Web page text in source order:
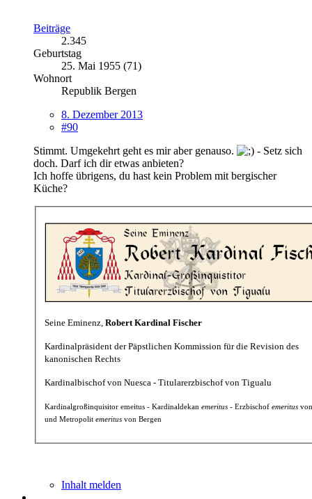
Beiträge
2.345
Geburtstag
25. Mai 1955 (71)
Wohnort
Republik Bergen
8. Dezember 2013
#90
Stimmt. Umgekehrt geht es mir aber genauso.
- Setz sich
doch. Darf ich dir etwas anbieten?
Ich hoffe übrigens, du hast kein Problem mit bergischer
Küche?
Seine Eminenz, Robert Kardinal Fischer
Kardinalpräsident der Päpstlichen Kommission für die Revision des
kanonischen Rechts
Kardinalbischof von Nuesca - Titularerzbischof von Tigualu
Kardinalgroßinquisitor emeitus - Kardinaldekan emeritus - Erzbischof emeritus
und Metropolit emeritus von Bergen
Inhalt melden